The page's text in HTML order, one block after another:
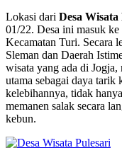
Lokasi dari Desa Wisata
01/22. Desa ini masuk
Kecamatan Turi. Secara
Sleman dan Daerah
wisata yang ada di
utama sebagai daya tarik
kelebihannya, tidak
memanen salak secara
kebun.